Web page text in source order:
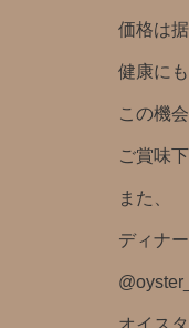
価格は
健康に
この機
ご賞味
また、
ディナ
オイス